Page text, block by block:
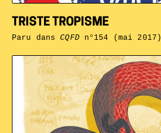
TRISTE TROPISME
Paru dansCQFDn°154 (mai 2017)